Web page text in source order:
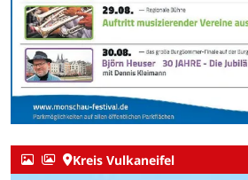
Kreis Vulkaneifel